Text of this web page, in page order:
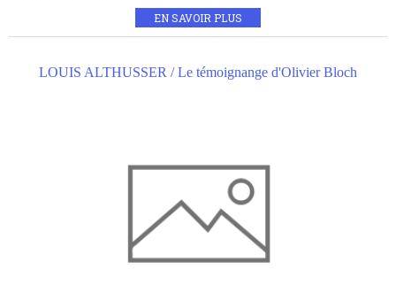
EN SAVOIR PLUS
LOUIS ALTHUSSER / Le témoignange d'Olivier Bloch